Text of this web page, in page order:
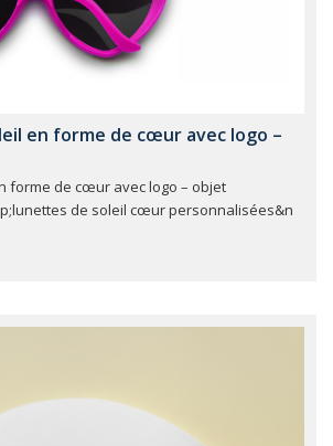
en forme de cœur avec logo –
forme de cœur avec logo – objet
de soleil cœur personnalisées&n